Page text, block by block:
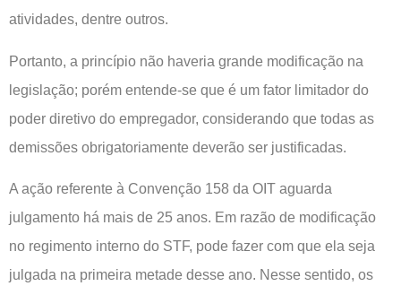
atividades, dentre outros.
Portanto, a princípio não haveria grande modificação na
legislação; porém entende-se que é um fator limitador do
poder diretivo do empregador, considerando que todas as
demissões obrigatoriamente deverão ser justificadas.
A ação referente à Convenção 158 da OIT aguarda
julgamento há mais de 25 anos. Em razão de modificação
no regimento interno do STF, pode fazer com que ela seja
julgada na primeira metade desse ano. Nesse sentido, os